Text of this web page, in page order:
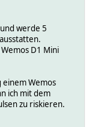
werde 5
D1 Mini
Wemos
ich mit dem
zu riskieren.